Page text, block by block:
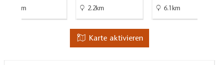
16km 2.2km 6.1km
Karte aktivieren